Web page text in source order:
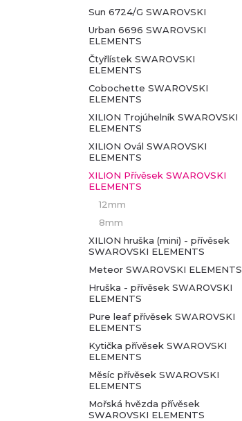
Sun 6724/G SWAROVSKI
Urban 6696 SWAROVSKI
ELEMENTS
Čtyřlístek SWAROVSKI
ELEMENTS
Cobochette SWAROVSKI
ELEMENTS
XILION Trojúhelník SWAROVSKI
ELEMENTS
XILION Ovál SWAROVSKI
ELEMENTS
XILION Přívěsek SWAROVSKI
ELEMENTS
12mm
8mm
XILION hruška (mini) - přívěsek
SWAROVSKI ELEMENTS
Meteor SWAROVSKI ELEMENTS
Hruška - přívěsek SWAROVSKI
ELEMENTS
Pure leaf přívěsek SWAROVSKI
ELEMENTS
Kytička přívěsek SWAROVSKI
ELEMENTS
Měsíc přívěsek SWAROVSKI
ELEMENTS
Mořská hvězda přívěsek
SWAROVSKI ELEMENTS